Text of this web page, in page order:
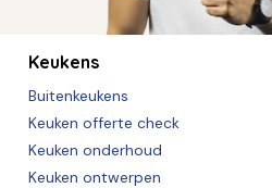
Keukens
Buitenkeukens
Keuken offerte check
Keuken onderhoud
Keuken ontwerpen